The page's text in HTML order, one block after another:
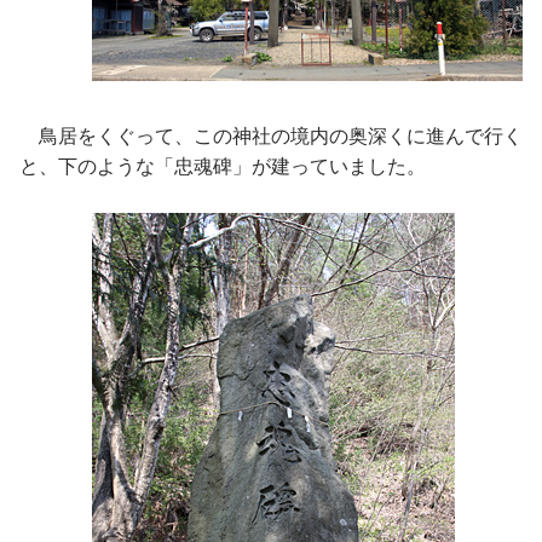
鳥居をくぐって、この神社の境内の奥深くに進んで行く
と、下のような「忠魂碑」が建っていました。